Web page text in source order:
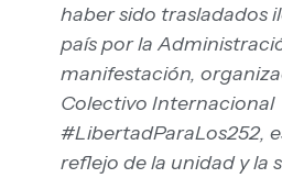
haber sido trasladados
país por la
manifestación,
Colectivo Internacional
#LibertadParaLos252,
reflejo de la unidad y la